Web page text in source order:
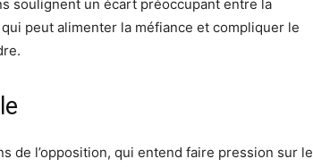
soulignent un écart préoccupant entre la
peut alimenter la méfiance et compliquer le
de l’opposition, qui entend faire pression sur le